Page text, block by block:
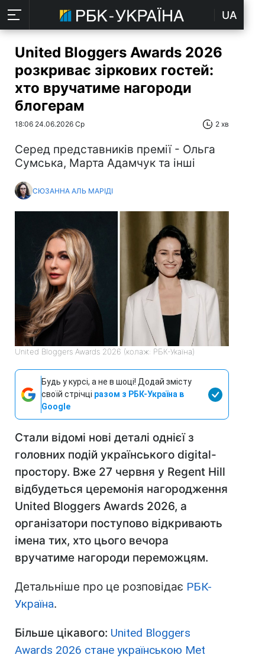
UA
United Bloggers Awards 2026
розкриває зіркових гостей:
хто вручатиме нагороди
блогерам
18:06 24.06.2026 Ср 2 хв
Серед представників премії - Ольга
Сумська, Марта Адамчук та інші
СЮЗАННА АЛЬ МАРІДІ
United Bloggers Awards 2026 (колаж: РБК-Укаїна)
Будь у курсі, а не в шоці! Додай змісту
своїй стрічці разом з РБК-Україна в
Google
Стали відомі нові деталі однієї з
головних подій українського digital-
простору. Вже 27 червня у Regent Hill
відбудеться церемонія нагородження
United Bloggers Awards 2026, а
організатори поступово відкривають
імена тих, хто цього вечора
вручатиме нагороди переможцям.
Детальніше про це розповідає РБК-
Україна.
Більше цікавого: United Bloggers
Awards 2026 стане українською Met